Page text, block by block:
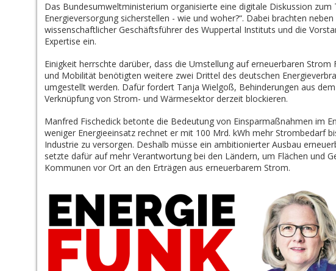
Das Bundesumweltministerium organisierte eine digitale Diskussion
Energieversorgung sicherstellen - wie und woher?“. Dabei brachten
wissenschaftlicher Geschäftsführer des Wuppertal Instituts und die
Expertise ein.
Einigkeit herrschte darüber, dass die Umstellung auf erneuerbaren
und Mobilität benötigten weitere zwei Drittel des deutschen
umgestellt werden. Dafür fordert Tanja Wielgoß, Behinderungen aus
Verknüpfung von Strom- und Wärmesektor derzeit blockieren.
Manfred Fischedick betonte die Bedeutung von Einsparmaßnahmen im
weniger Energieeinsatz rechnet er mit 100 Mrd. kWh mehr Strombedarf
Industrie zu versorgen. Deshalb müsse ein ambitionierter Ausbau
setzte dafür auf mehr Verantwortung bei den Ländern, um Flächen und
Kommunen vor Ort an den Erträgen aus erneuerbarem Strom.